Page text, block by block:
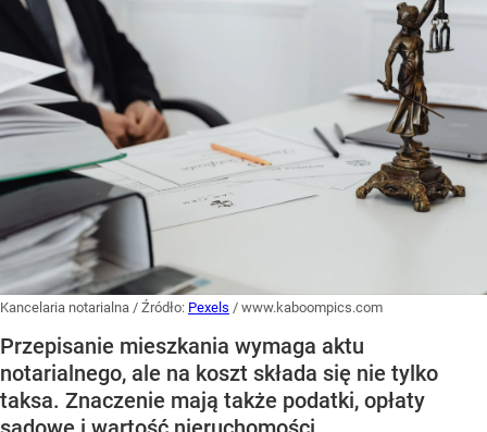
Kancelaria notarialna / Źródło: Pexels / www.kaboompics.com
Przepisanie mieszkania wymaga aktu
notarialnego, ale na koszt składa się nie tylko
taksa. Znaczenie mają także podatki, opłaty